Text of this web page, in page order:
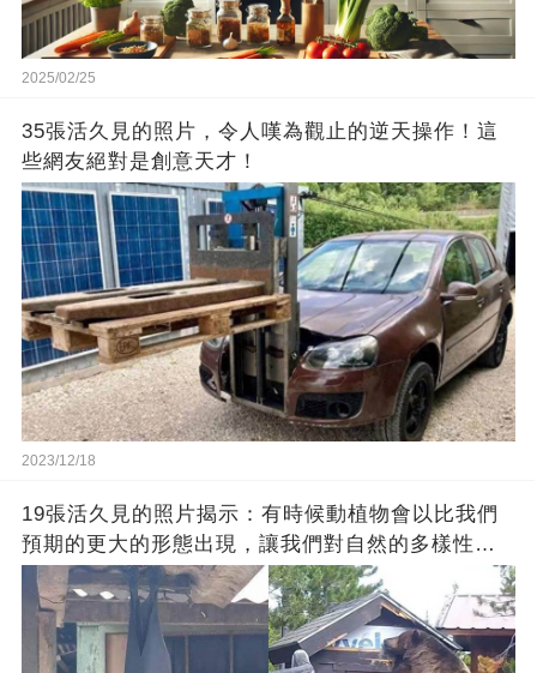
2025/02/25
35張活久見的照片，令人嘆為觀止的逆天操作！這
些網友絕對是創意天才！
2023/12/18
19張活久見的照片揭示：有時候動植物會以比我們
預期的更大的形態出現，讓我們對自然的多樣性感
到驚嘆